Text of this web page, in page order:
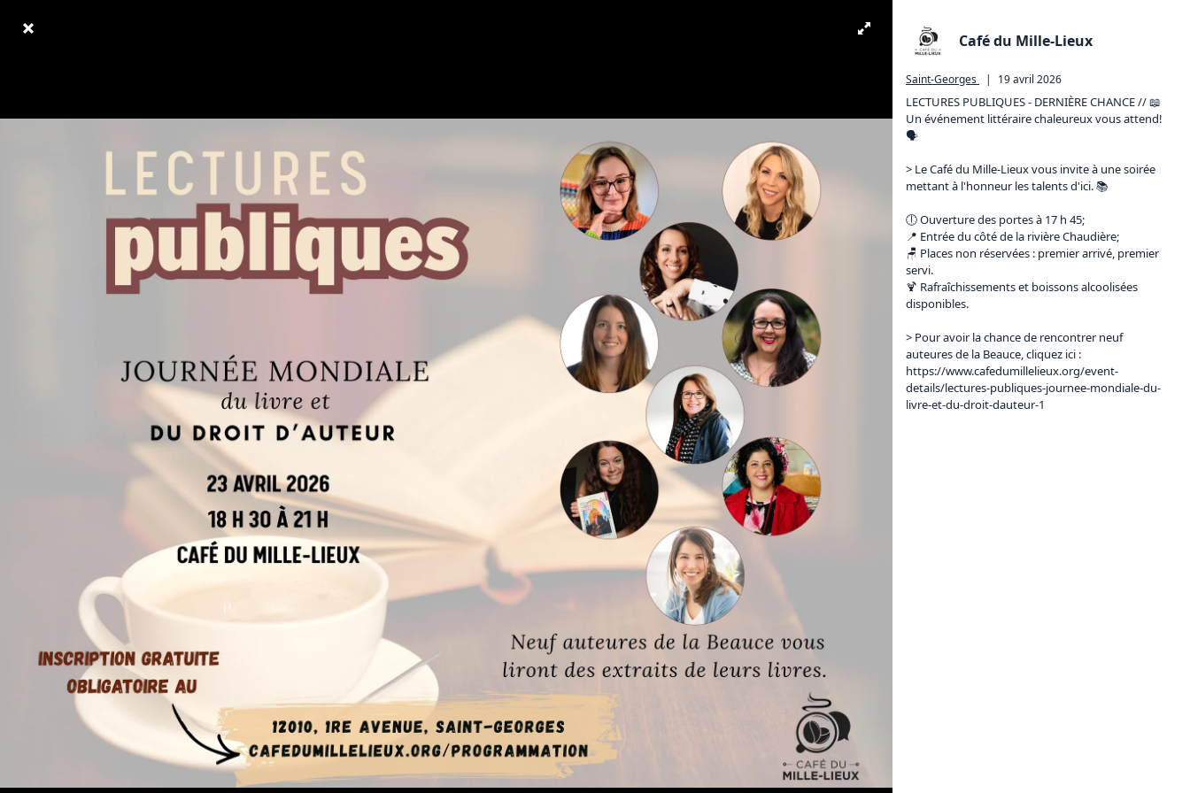
Café du Mille-Lieux
Saint-Georges | 19 avril 2026
LECTURES PUBLIQUES - DERNIÈRE CHANCE // 📖
Un événement littéraire chaleureux vous attend!
🗣
> Le Café du Mille-Lieux vous invite à une soirée
mettant à l'honneur les talents d'ici. 📚
🕕 Ouverture des portes à 17 h 45;
📍 Entrée du côté de la rivière Chaudière;
🪑 Places non réservées : premier arrivé, premier
servi.
🍹 Rafraîchissements et boissons alcoolisées
disponibles.
> Pour avoir la chance de rencontrer neuf
auteures de la Beauce, cliquez ici :
https://www.cafedumillelieux.org/event-
details/lectures-publiques-journee-mondiale-du-
livre-et-du-droit-dauteur-1